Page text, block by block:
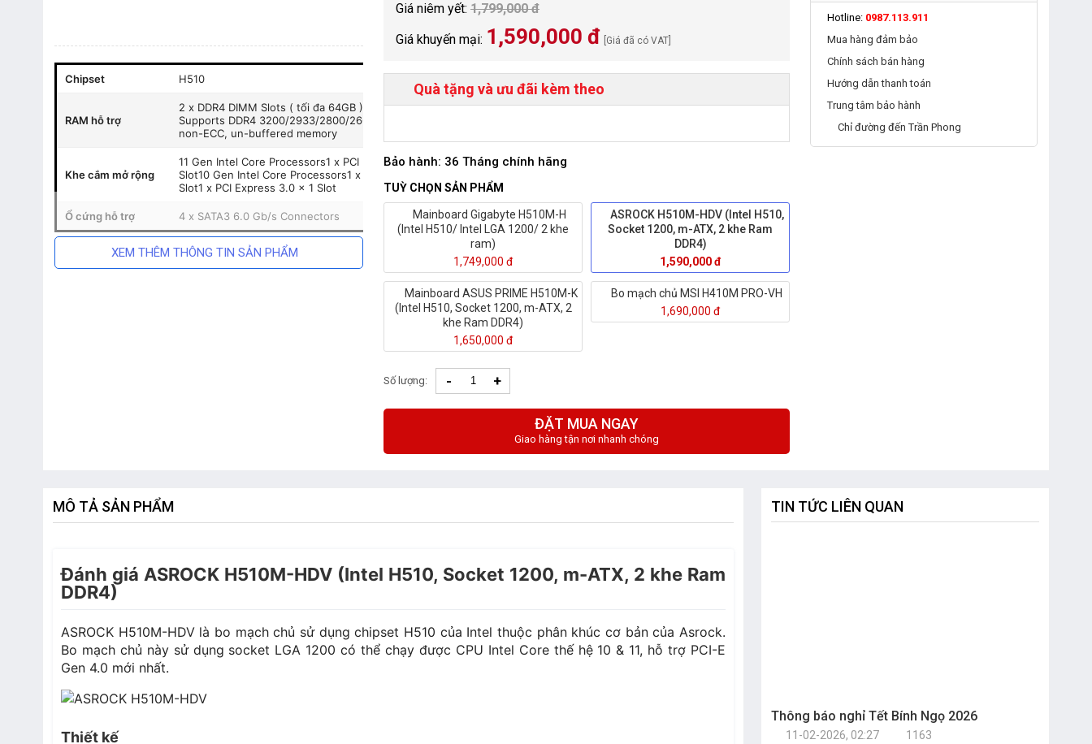
Chipset H510
RAM hỗ trợ
2 x DDR4 DIMM Slots ( tối đa 64GB )
Supports DDR4 3200/2933/2800/2666 / 2400 / 2133
non-ECC, un-buffered memory
Khe cắm mở rộng
11 Gen Intel Core Processors1 x PCI Express 4.0 x1
Slot10 Gen Intel Core Processors1 x PCI Express 3.0 x 16
Slot1 x PCI Express 3.0 x 1 Slot
Ổ cứng hỗ trợ 4 x SATA3 6.0 Gb/s Connectors
XEM THÊM THÔNG TIN SẢN PHẨM
Giá niêm yết: 1,799,000 đ
Giá khuyến mại: 1,590,000 đ [Giá đã có VAT]
Quà tặng và ưu đãi kèm theo
Bảo hành: 36 Tháng chính hãng
TUỲ CHỌN SẢN PHẨM
Mainboard Gigabyte H510M-H
(Intel H510/ Intel LGA 1200/ 2 khe
ram)
1,749,000 đ
ASROCK H510M-HDV (Intel H510,
Socket 1200, m-ATX, 2 khe Ram
DDR4)
1,590,000 đ
Mainboard ASUS PRIME H510M-K
(Intel H510, Socket 1200, m-ATX, 2
khe Ram DDR4)
1,650,000 đ
Bo mạch chủ MSI H410M PRO-VH
1,690,000 đ
Số lượng: - +
ĐẶT MUA NGAY
Giao hàng tận nơi nhanh chóng
Hotline: 0987.113.911
Mua hàng đảm bảo
Chính sách bán hàng
Hướng dẫn thanh toán
Trung tâm bảo hành
Chỉ đường đến Trần Phong
TIN TỨC LIÊN QUAN
Thông báo nghỉ Tết Bính Ngọ 2026
11-02-2026, 02:27
1163
MÔ TẢ SẢN PHẨM
Đánh giá ASROCK H510M-HDV (Intel H510, Socket 1200, m-ATX, 2 khe Ram
DDR4)
ASROCK H510M-HDV là bo mạch chủ sử dụng chipset H510 của Intel thuộc phân khúc cơ bản của Asrock.
Bo mạch chủ này sử dụng socket LGA 1200 có thể chạy được CPU Intel Core thế hệ 10 & 11, hỗ trợ PCI-E
Gen 4.0 mới nhất.
Thiết kế